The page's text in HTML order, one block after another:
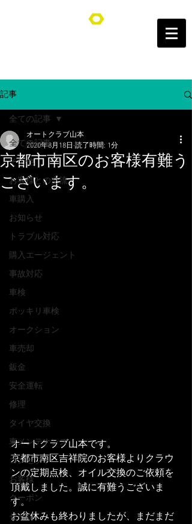
オートクラブ山本/Auto Club YAMAMOTO
記事
全ての記事
その他
お客様との交流
車購入
お知らせ
トラブル対応
購入エージェント
事故対応
車検
ポッキリ車検
オークション
車売却
鈑金
安全運転
修理
タイヤ交換
車メンテナンス
コンセプト
お客様
クーポン
セール
全ての記事
京都市南区のお客様有難う
ございます。
オートクラブ山本
2020年8月18日 読了時間: 1分
オートクラブ山本です。
京都市南区吉祥院のお客様よりクラウ
ンの定期点検、オイル交換のご依頼を
頂戴しました。誠に有難うございま
す。
お盆休みも終わりましたが、まだまだ